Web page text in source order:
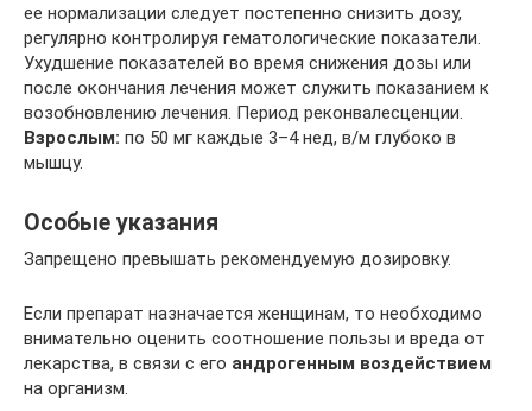
ее нормализации следует постепенно снизить дозу,
регулярно контролируя гематологические показатели.
Ухудшение показателей во время снижения дозы или
после окончания лечения может служить показанием к
возобновлению лечения. Период реконвалесценции.
Взрослым: по 50 мг каждые 3–4 нед, в/м глубоко в
мышцу.
Особые указания
Запрещено превышать рекомендуемую дозировку.
Если препарат назначается женщинам, то необходимо
внимательно оценить соотношение пользы и вреда от
лекарства, в связи с его андрогенным воздействием
на организм.